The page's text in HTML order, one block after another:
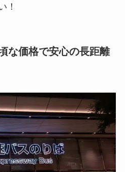
！
な価格で安心の長距離